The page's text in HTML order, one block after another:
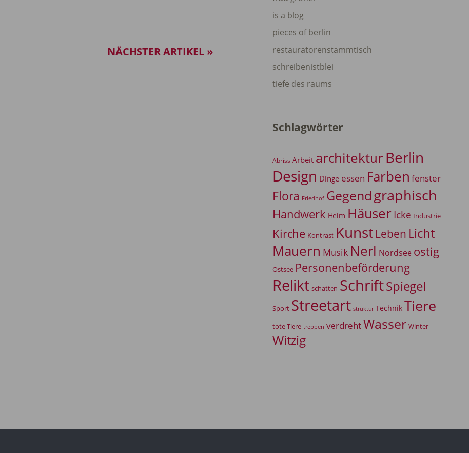
NÄCHSTER ARTIKEL »
is a blog
pieces of berlin
restauratorenstammtisch
schreibenistblei
tiefe des raums
Schlagwörter
Abriss Arbeit architekturBerlin
Design Dinge essen Farben fenster
Flora Friedhof Gegendgraphisch
Handwerk Heim Häuser Icke Industrie
Kirche Kontrast Kunst Leben Licht
Mauern Musik Nerl Nordsee ostig
Ostsee Personenbeförderung
Relikt schatten SchriftSpiegel
Sport Streetart struktur Technik Tiere
tote Tiere treppen verdrehtWasser Winter
Witzig